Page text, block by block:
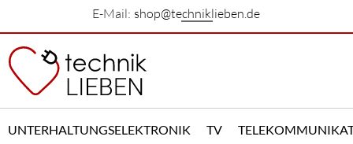
E-Mail: shop@techniklieben.de
UNTERHALTUNGSELEKTRONIK TV